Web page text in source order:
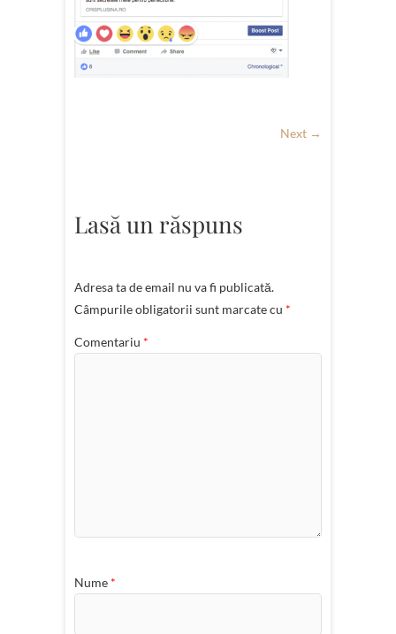
Next →
Lasă un răspuns
Adresa ta de email nu va fi publicată.
Câmpurile obligatorii sunt marcate cu *
Comentariu *
Nume *